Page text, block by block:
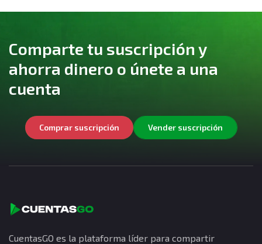
Comparte tu suscripción y
ahorra dinero o únete a una
cuenta
Comprar suscripción Vender suscripción
CuentasGO es la plataforma líder para compartir